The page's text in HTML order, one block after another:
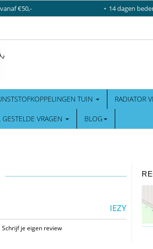
€50,- 14 dagen
TUIN RADIATOR
GESTELDE VRAGEN BLOG
IEZY
Schrijf je eigen review